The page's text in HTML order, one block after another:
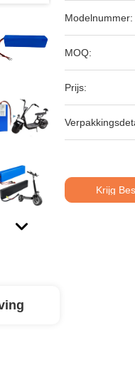
Modelnummer:
MOQ:
Prijs:
Krijg